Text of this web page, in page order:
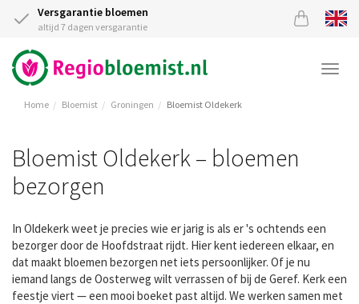
Versgarantie bloemen
altijd 7 dagen versgarantie
Home Bloemist Groningen Bloemist Oldekerk
Bloemist Oldekerk – bloemen
bezorgen
In Oldekerk weet je precies wie er jarig is als er 's ochtends een
bezorger door de Hoofdstraat rijdt. Hier kent iedereen elkaar, en
dat maakt bloemen bezorgen net iets persoonlijker. Of je nu
iemand langs de Oosterweg wilt verrassen of bij de Geref. Kerk een
feestje viert — een mooi boeket past altijd. We werken samen met